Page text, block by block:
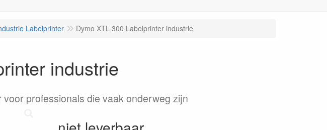
Labelprinter Dymo XTL 300 Labelprinter industrie
industrie
professionals die vaak onderweg zijn